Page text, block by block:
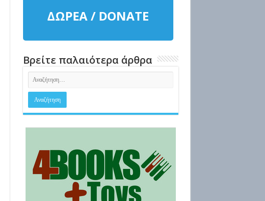
ΔΩΡΕΑ / DONATE
Βρείτε παλαιότερα άρθρα